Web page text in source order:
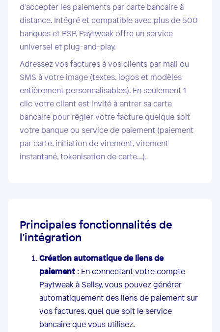
d’accepter les paiements par carte bancaire à
distance. Intégré et compatible avec plus de 500
banques et PSP, Paytweak offre un service
universel et plug-and-play.
Adressez vos factures à vos clients par mail ou
SMS à votre image (textes, logos et modèles
entièrement personnalisables). En seulement 1
clic votre client est invité à entrer sa carte
bancaire pour régler votre facture quelque soit
votre banque ou service de paiement (paiement
par carte, initiation de virement, virement
instantané, tokenisation de carte...).
Principales fonctionnalités de
l'intégration
Création automatique de liens de
paiement : En connectant votre compte
Paytweak à Sellsy, vous pouvez générer
automatiquement des liens de paiement sur
vos factures, quel que soit le service
bancaire que vous utilisez.